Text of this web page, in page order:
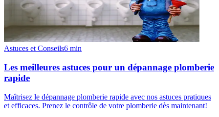
Astuces et Conseils6 min
Les meilleures astuces pour un dépannage plomberie
rapide
Maîtrisez le dépannage plomberie rapide avec nos astuces pratiques
et efficaces. Prenez le contrôle de votre plomberie dès maintenant!